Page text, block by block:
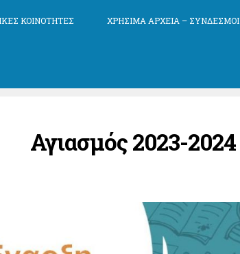
ΚΟΙΝΌΤΗΤΕΣ ΧΡΉΣΙΜΑ ΑΡΧΕΊΑ – ΣΎΝΔΕΣΜΟΙ
Αγιασμός 2023-2024